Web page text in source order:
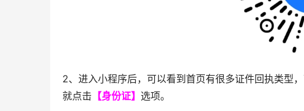
2、进入小程序后，可以看到首页有很多证件回执类型
就点击 【身份证】 选项。